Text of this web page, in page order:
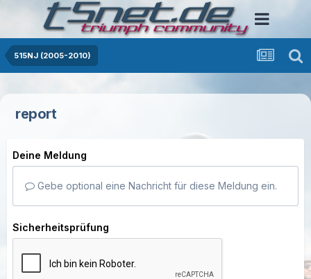
515NJ (2005-2010)
report
Deine Meldung
Gebe optional eine Nachricht für diese Meldung ein.
Sicherheitsprüfung